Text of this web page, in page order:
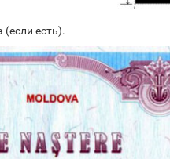
(если есть).